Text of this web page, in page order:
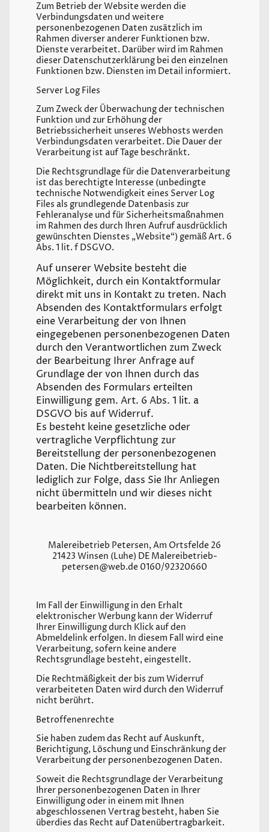
Zum Betrieb der Website werden die
Verbindungsdaten und weitere
personenbezogenen Daten zusätzlich im
Rahmen diverser anderer Funktionen bzw.
Dienste verarbeitet. Darüber wird im Rahmen
dieser Datenschutzerklärung bei den einzelnen
Funktionen bzw. Diensten im Detail informiert.
Server Log Files
Zum Zweck der Überwachung der technischen
Funktion und zur Erhöhung der
Betriebssicherheit unseres Webhosts werden
Verbindungsdaten verarbeitet. Die Dauer der
Verarbeitung ist auf Tage beschränkt.
Die Rechtsgrundlage für die Datenverarbeitung
ist das berechtigte Interesse (unbedingte
technische Notwendigkeit eines Server Log
Files als grundlegende Datenbasis zur
Fehleranalyse und für Sicherheitsmaßnahmen
im Rahmen des durch Ihren Aufruf ausdrücklich
gewünschten Dienstes „Website“) gemäß Art. 6
Abs. 1 lit. f DSGVO.
Auf unserer Website besteht die
Möglichkeit, durch ein Kontaktformular
direkt mit uns in Kontakt zu treten. Nach
Absenden des Kontaktformulars erfolgt
eine Verarbeitung der von Ihnen
eingegebenen personenbezogenen Daten
durch den Verantwortlichen zum Zweck
der Bearbeitung Ihrer Anfrage auf
Grundlage der von Ihnen durch das
Absenden des Formulars erteilten
Einwilligung gem. Art. 6 Abs. 1 lit. a
DSGVO bis auf Widerruf.
Es besteht keine gesetzliche oder
vertragliche Verpflichtung zur
Bereitstellung der personenbezogenen
Daten. Die Nichtbereitstellung hat
lediglich zur Folge, dass Sie Ihr Anliegen
nicht übermitteln und wir dieses nicht
bearbeiten können.
Malereibetrieb Petersen, Am Ortsfelde 26
21423 Winsen (Luhe) DE Malereibetrieb-
petersen@web.de 0160/92320660
Im Fall der Einwilligung in den Erhalt
elektronischer Werbung kann der Widerruf
Ihrer Einwilligung durch Klick auf den
Abmeldelink erfolgen. In diesem Fall wird eine
Verarbeitung, sofern keine andere
Rechtsgrundlage besteht, eingestellt.
Die Rechtmäßigkeit der bis zum Widerruf
verarbeiteten Daten wird durch den Widerruf
nicht berührt.
Betroffenenrechte
Sie haben zudem das Recht auf Auskunft,
Berichtigung, Löschung und Einschränkung der
Verarbeitung der personenbezogenen Daten.
Soweit die Rechtsgrundlage der Verarbeitung
Ihrer personenbezogenen Daten in Ihrer
Einwilligung oder in einem mit Ihnen
abgeschlossenen Vertrag besteht, haben Sie
überdies das Recht auf Datenübertragbarkeit.